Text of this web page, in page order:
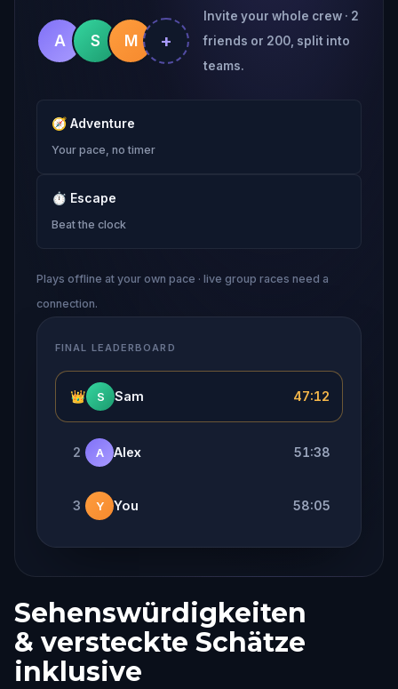
A S M +
Invite your whole crew · 2
friends or 200, split into
teams.
🧭 Adventure
Your pace, no timer
⏱ Escape
Beat the clock
Plays offline at your own pace · live group races need a
connection.
FINAL LEADERBOARD
👑 S Sam 47:12
2 A Alex 51:38
3 Y You 58:05
Sehenswürdigkeiten
& versteckte Schätze
inklusive